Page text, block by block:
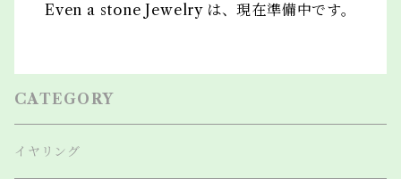
Even a stone Jewelry は、現在準備中です。
CATEGORY
イヤリング